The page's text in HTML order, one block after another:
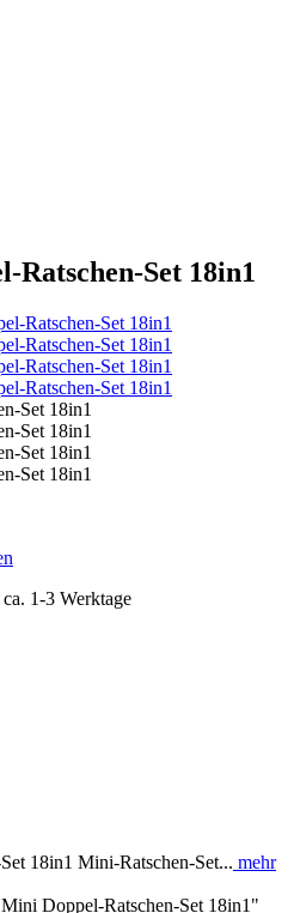
Set 18in1
1-3 Werktage
18in1 Mini-Ratschen-Set... mehr
Doppel-Ratschen-Set 18in1"